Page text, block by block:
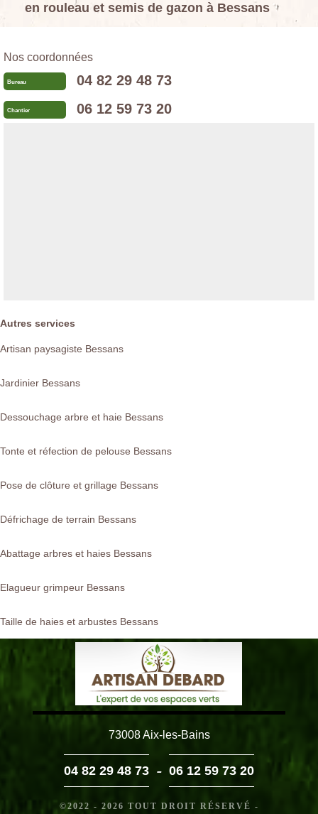
en rouleau et semis de gazon à Bessans
Nos coordonnées
Bureau 04 82 29 48 73
Chantier 06 12 59 73 20
Autres services
Artisan paysagiste Bessans
Jardinier Bessans
Dessouchage arbre et haie Bessans
Tonte et réfection de pelouse Bessans
Pose de clôture et grillage Bessans
Défrichage de terrain Bessans
Abattage arbres et haies Bessans
Elagueur grimpeur Bessans
Taille de haies et arbustes Bessans
73008 Aix-les-Bains
04 82 29 48 73 - 06 12 59 73 20
©2022 - 2026 TOUT DROIT RÉSERVÉ -